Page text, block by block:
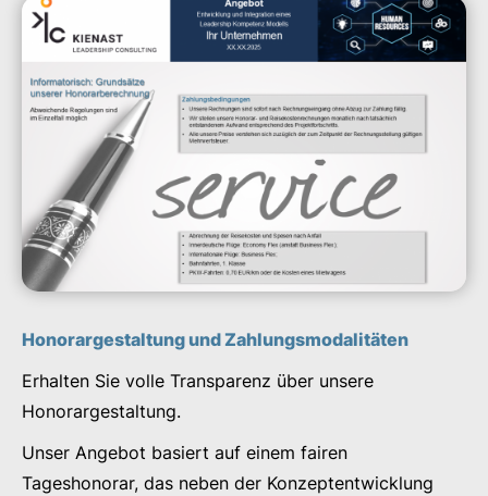
Honorargestaltung und Zahlungsmodalitäten
Erhalten Sie volle Transparenz über unsere
Honorargestaltung.
Unser Angebot basiert auf einem fairen
Tageshonorar, das neben der Konzeptentwicklung